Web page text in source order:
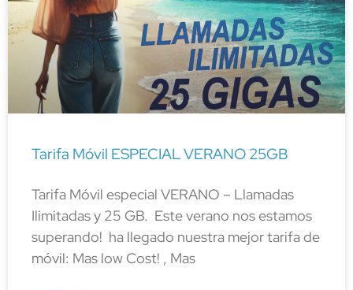
Tarifa Móvil ESPECIAL VERANO 25GB
Tarifa Móvil especial VERANO – Llamadas
Ilimitadas y 25 GB. Este verano nos estamos
superando! ha llegado nuestra mejor tarifa de
móvil: Mas low Cost! , Mas